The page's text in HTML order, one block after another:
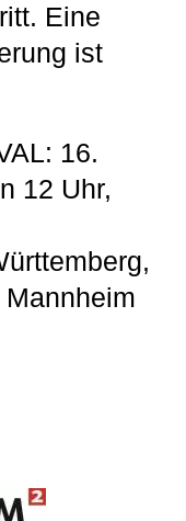
Eine
ist
16.
12 Uhr,